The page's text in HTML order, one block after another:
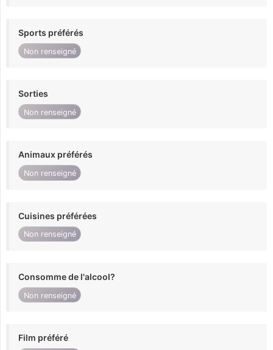
Sports préférés
Non renseigné
Sorties
Non renseigné
Animaux préférés
Non renseigné
Cuisines préférées
Non renseigné
Consomme de l'alcool?
Non renseigné
Film préféré